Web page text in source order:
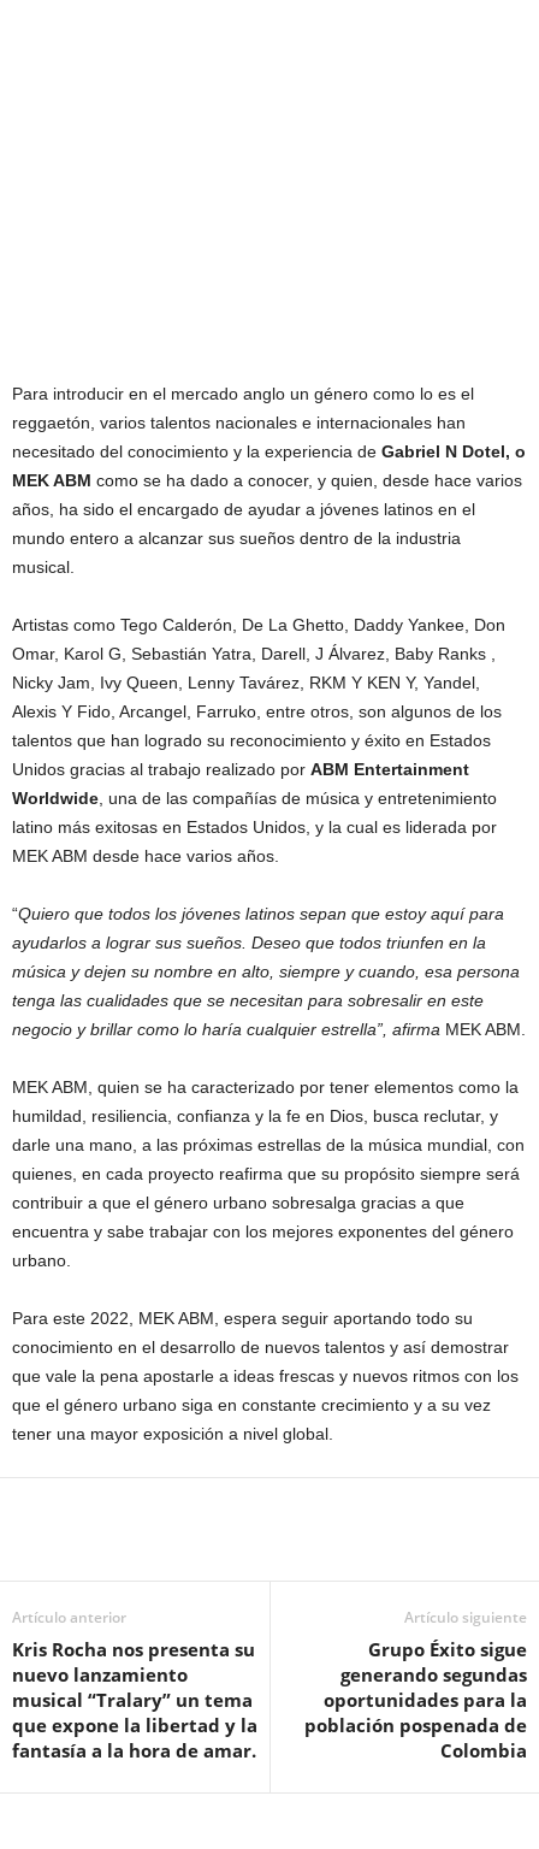
Para introducir en el mercado anglo un género como lo es el
reggaetón, varios talentos nacionales e internacionales han
necesitado del conocimiento y la experiencia de Gabriel N Dotel, o
MEK ABM como se ha dado a conocer, y quien, desde hace varios
años, ha sido el encargado de ayudar a jóvenes latinos en el
mundo entero a alcanzar sus sueños dentro de la industria
musical.
Artistas como Tego Calderón, De La Ghetto, Daddy Yankee, Don
Omar, Karol G, Sebastián Yatra, Darell, J Álvarez, Baby Ranks ,
Nicky Jam, Ivy Queen, Lenny Tavárez, RKM Y KEN Y, Yandel,
Alexis Y Fido, Arcangel, Farruko, entre otros, son algunos de los
talentos que han logrado su reconocimiento y éxito en Estados
Unidos gracias al trabajo realizado por ABM Entertainment
Worldwide , una de las compañías de música y entretenimiento
latino más exitosas en Estados Unidos, y la cual es liderada por
MEK ABM desde hace varios años.
“Quiero que todos los jóvenes latinos sepan que estoy aquí para
ayudarlos a lograr sus sueños. Deseo que todos triunfen en la
música y dejen su nombre en alto, siempre y cuando, esa persona
tenga las cualidades que se necesitan para sobresalir en este
negocio y brillar como lo haría cualquier estrella”, afirma MEK ABM.
MEK ABM, quien se ha caracterizado por tener elementos como la
humildad, resiliencia, confianza y la fe en Dios, busca reclutar, y
darle una mano, a las próximas estrellas de la música mundial, con
quienes, en cada proyecto reafirma que su propósito siempre será
contribuir a que el género urbano sobresalga gracias a que
encuentra y sabe trabajar con los mejores exponentes del género
urbano.
Para este 2022, MEK ABM, espera seguir aportando todo su
conocimiento en el desarrollo de nuevos talentos y así demostrar
que vale la pena apostarle a ideas frescas y nuevos ritmos con los
que el género urbano siga en constante crecimiento y a su vez
tener una mayor exposición a nivel global.
Artículo anterior
Kris Rocha nos presenta su
nuevo lanzamiento
musical “Tralary” un tema
que expone la libertad y la
fantasía a la hora de amar.
Artículo siguiente
Grupo Éxito sigue
generando segundas
oportunidades para la
población pospenada de
Colombia